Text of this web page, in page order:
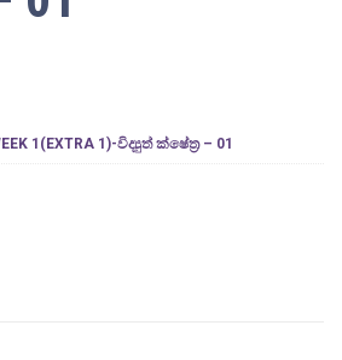
1(EXTRA 1)-විද්‍යුත් ක්ෂේත්‍ර – 01